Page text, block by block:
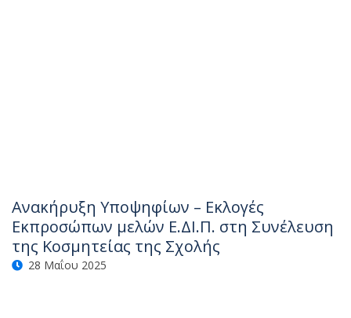
Ανακήρυξη Υποψηφίων – Εκλογές
Εκπροσώπων μελών Ε.ΔΙ.Π. στη Συνέλευση
της Κοσμητείας της Σχολής
28 Μαΐου 2025